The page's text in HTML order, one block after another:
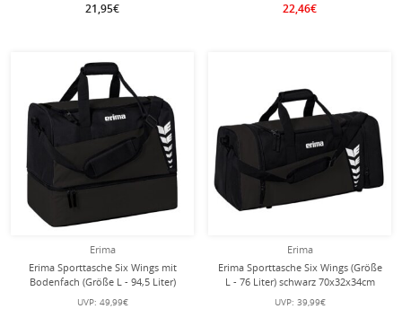
21,95€ 22,46€
Erima
Erima Sporttasche Six Wings mit
Bodenfach (Größe L - 94,5 Liter)
schwarz 60x35x45cm
UVP: 49,99€
Erima
Erima Sporttasche Six Wings (Größe
L - 76 Liter) schwarz 70x32x34cm
UVP: 39,99€